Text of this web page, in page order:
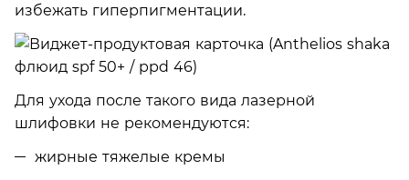
избежать гиперпигментации.
Для ухода после такого вида лазерной
шлифовки не рекомендуются:
жирные тяжелые кремы